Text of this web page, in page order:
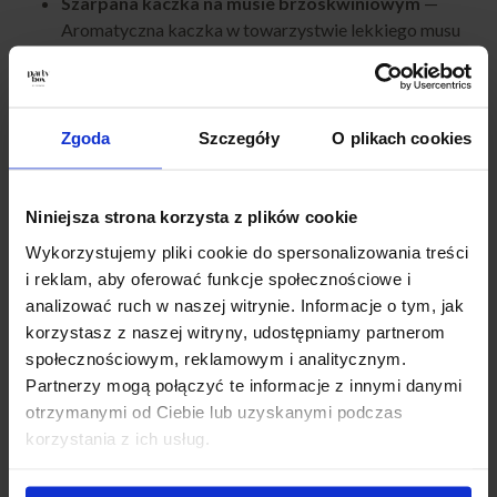
Zgoda Szczegóły O plikach cookies
Niniejsza strona korzysta z plików cookie
Wykorzystujemy pliki cookie do spersonalizowania treści
i reklam, aby oferować funkcje społecznościowe i
analizować ruch w naszej witrynie. Informacje o tym, jak
korzystasz z naszej witryny, udostępniamy partnerom
społecznościowym, reklamowym i analitycznym.
Partnerzy mogą połączyć te informacje z innymi danymi
otrzymanymi od Ciebie lub uzyskanymi podczas
korzystania z ich usług.
Aromatyczna kaczka w towarzystwie lekkiego musu
propozycja idealna dla tych, którzy lubią niebanalne
Pasta łososiowa — Kremowa, bogata w smak,
delikatna pasta z łososia to wybór, który pasuje na
dopełniają świąteczne menu.
Pastrami wołowe na musie chrzanowym
—
Wyraziste, aromatyczne pastrami połączone z
ostrzejszym musem chrzanowym tworzy intensywny,
doskonale zbalansowany smak.
Śledzik tradycyjny na musie śmietanowym
Klasyka w nowoczesnej formie. Śledź podany na
delikatnym, kremowym musie podkreśla tradycyjny
charakter świąt.